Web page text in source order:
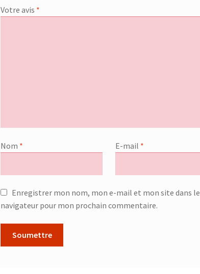
Votre avis *
Nom * E-mail *
Enregistrer mon nom, mon e-mail et mon site dans le
navigateur pour mon prochain commentaire.